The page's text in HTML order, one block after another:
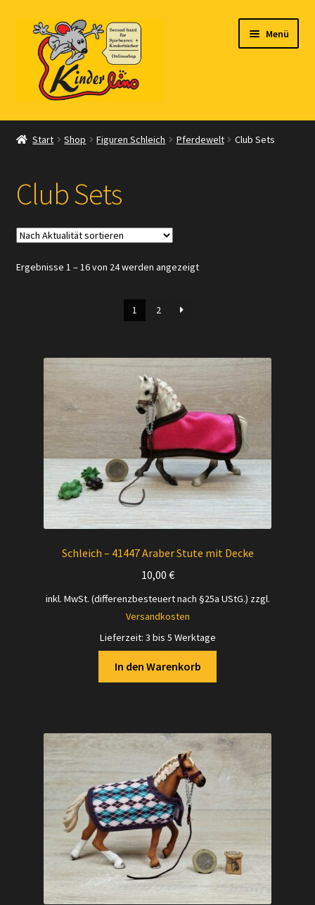
Navigation
springen
Zum
Inhalt
springen
Menü
Start
Shop
Warenkorb
Kasse
Widerrufsbelehrung
Datenschutzerklärung
Impressum
Start Shop Figuren Schleich Pferdewelt Club Sets
Club Sets
Ergebnisse 1 – 16 von 24 werden angezeigtNach
1
2
Schleich – 41447 Araber Stute mit Decke
10,00 €
inkl. MwSt. (differenzbesteuert nach §25a UStG.) zzgl.
Versandkosten
Lieferzeit: 3 bis 5 Werktage
In den Warenkorb